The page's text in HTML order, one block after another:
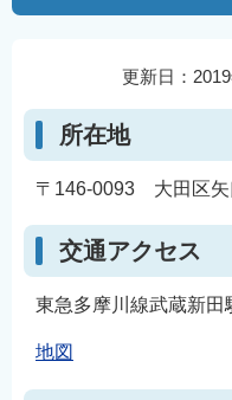
こ
ら
更新日：
所在地
〒146-0093 大田区矢
交通アクセス
東急多摩川線武蔵新田
地図